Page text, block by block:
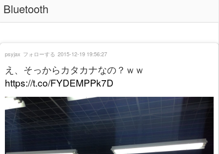
Bluetooth
え、そっからカタカナなの？ｗｗ
https://t.co/FYDEMPPk7D
psyjax フォローする 2015-12-19 19:56:27